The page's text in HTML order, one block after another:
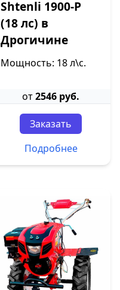
Shtenli 1900-P
(18 лс) в
Дрогичине
Мощность: 18 л\с.
от2546 руб.
Заказать
Подробнее